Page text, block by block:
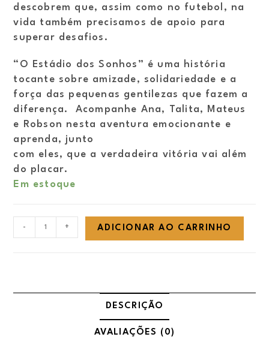
descobrem que, assim como no futebol, na
vida também precisamos de apoio para
superar desafios.
“O Estádio dos Sonhos” é uma história
tocante sobre amizade, solidariedade e a
força das pequenas gentilezas que fazem a
diferença. Acompanhe Ana, Talita, Mateus
e Robson nesta aventura emocionante e
aprenda, junto
com eles, que a verdadeira vitória vai além
do placar.
Em estoque
- + ADICIONAR AO CARRINHO
DESCRIÇÃO
AVALIAÇÕES (0)